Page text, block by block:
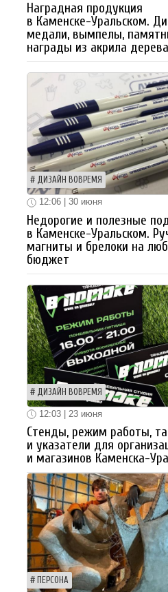
Наградная продукция
в Каменске-Уральском.
медали, вымпелы,
награды из акрила дерева
ДИЗАЙН ВОВРЕМЯ
12:06 | 30 июня
Недорогие и полезные
в Каменске-Уральском.
магниты и брелоки на
бюджет
ДИЗАЙН ВОВРЕМЯ
12:03 | 23 июня
Стенды, режим работы,
и указатели для
и магазинов Каменска-
ПЕРСОНА